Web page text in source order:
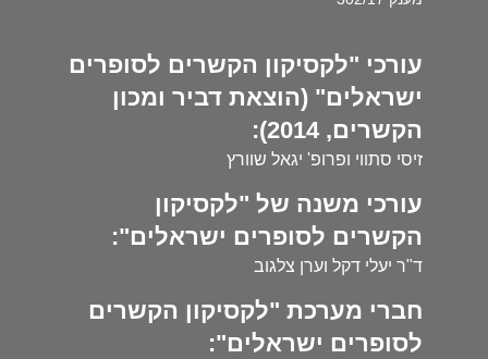
עורכי "לקסיקון הקשרים לסופרים
ישראלים" (הוצאת דביר ומכון
הקשרים, 2014):
זיסי סתווי ופרופ' יגאל שוורץ
עורכי משנה של "לקסיקון
הקשרים לסופרים ישראלים":
ד"ר יעלי דקל וערן צלגוב
חברי מערכת "לקסיקון הקשרים
לסופרים ישראלים":